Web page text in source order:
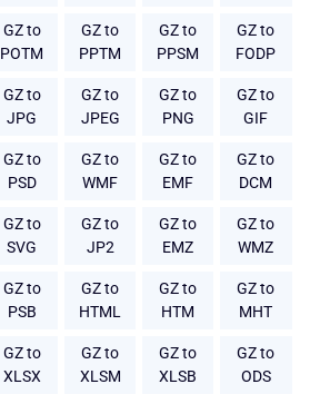
GZ to
POTM
GZ to
PPTM
GZ to
PPSM
GZ to
FODP
GZ to
JPG
GZ to
JPEG
GZ to
PNG
GZ to
GIF
GZ to
PSD
GZ to
WMF
GZ to
EMF
GZ to
DCM
GZ to
SVG
GZ to
JP2
GZ to
EMZ
GZ to
WMZ
GZ to
PSB
GZ to
HTML
GZ to
HTM
GZ to
MHT
GZ to
XLSX
GZ to
XLSM
GZ to
XLSB
GZ to
ODS